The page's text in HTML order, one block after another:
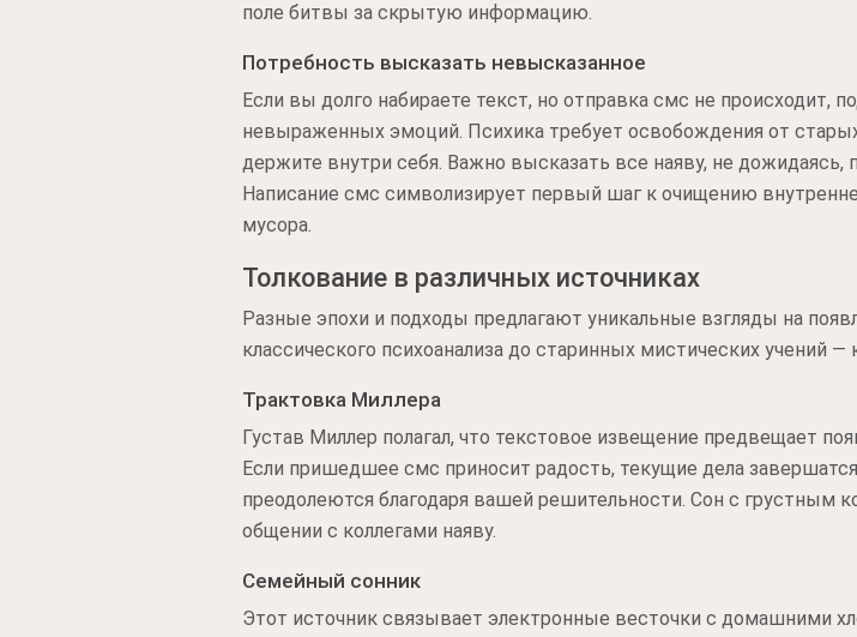
поле битвы за скрытую информацию.
Потребность высказать невысказанное
Если вы долго набираете текст, но отправка смс не происходит,
невыраженных эмоций. Психика требует освобождения от
держите внутри себя. Важно высказать все наяву, не
Написание смс символизирует первый шаг к очищению
мусора.
Толкование в различных источниках
Разные эпохи и подходы предлагают уникальные взгляды на
классического психоанализа до старинных мистических учений
Трактовка Миллера
Густав Миллер полагал, что текстовое извещение предвещает
Если пришедшее смс приносит радость, текущие дела
преодолеются благодаря вашей решительности. Сон с грустным
общении с коллегами наяву.
Семейный сонник
Этот источник связывает электронные весточки с домашними